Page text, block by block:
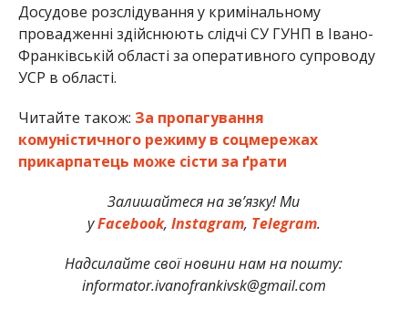
Досудове розслідування у кримінальному
провадженні здійснюють слідчі СУ ГУНП в Івано-
Франківській області за оперативного супроводу
УСР в області.
Читайте також: За пропагування
комуністичного режиму в соцмережах
прикарпатець може сісти за ґрати
Залишайтеся на зв’язку! Ми
уFacebook, Instagram, Telegram.
Надсилайте свої новини нам на пошту:
informator.ivanofrankivsk@gmail.com